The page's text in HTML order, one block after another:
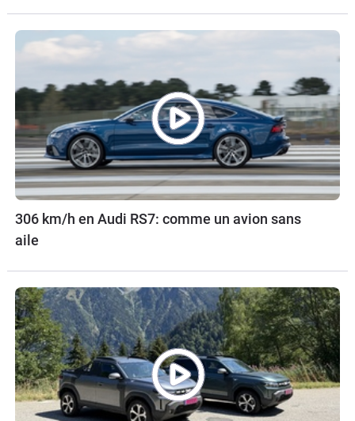
306 km/h en Audi RS7: comme un avion sans
aile